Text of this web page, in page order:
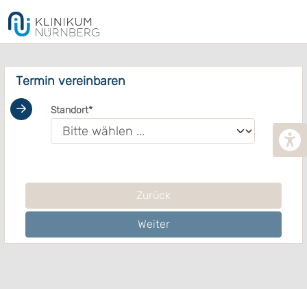
Termin vereinbaren
Standort
Zurück
Weiter